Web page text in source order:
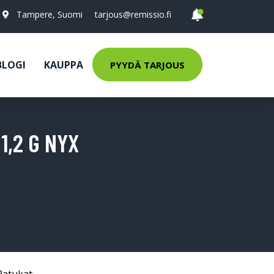
Tampere, Suomi tarjous@remissio.fi
KAUPPA PYYDÄ TARJOUS
G NYX